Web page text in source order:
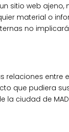
sitio web ajeno,
material o
no
entre el
pudiera
ciudad de